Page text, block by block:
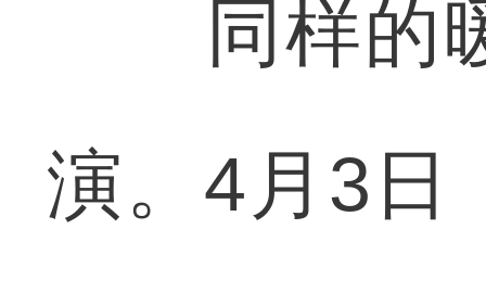
同样的暖
演。4月3日